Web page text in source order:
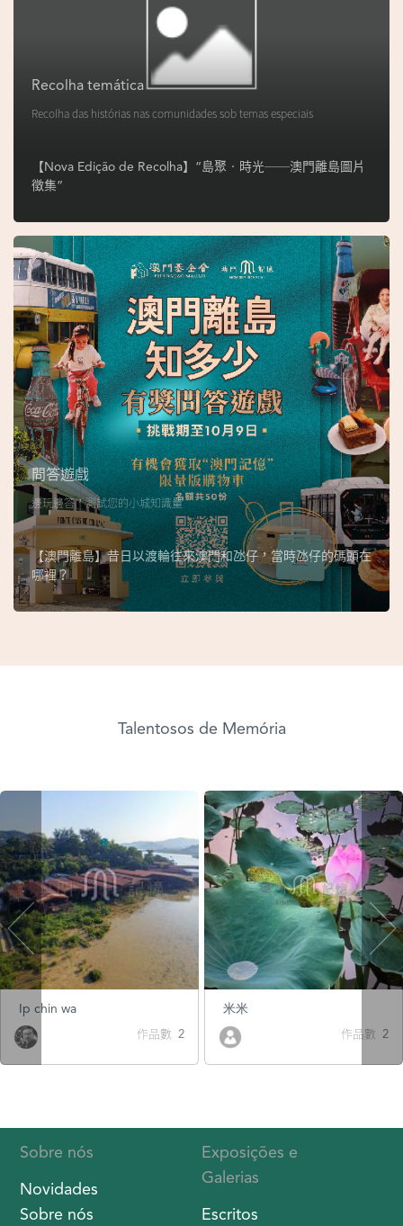
o
吳
榮
恪
Recolha temática
Recolha das histórias nas comunidades sob temas especiais
【Nova Edição de Recolha】“島聚‧時光──澳門離島圖片
徵集”
問答遊戲
邊玩邊答，測試您的小城知識量
【澳門離島】昔日以渡輪往來澳門和氹仔，當時氹仔的碼頭在
哪裡？
Talentosos de Memória
Ip chin wa
作品數 2
米米
作品數 2
Sobre nós
Novidades
Sobre nós
Exposições e
Galerias
Escritos